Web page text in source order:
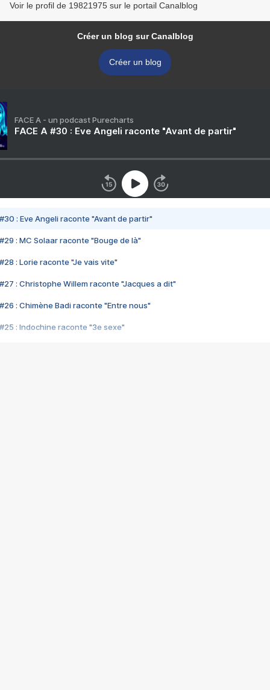
Voir le profil de 19821975 sur le portail Canalblog
Créer un blog sur Canalblog
Créer un blog
FACE A - un podcast Purecharts
FACE A #30 : Eve Angeli raconte "Avant de partir"
#30 : Eve Angeli raconte "Avant de partir"
#29 : MC Solaar raconte "Bouge de là"
#28 : Lorie raconte "Je vais vite"
#27 : Christophe Willem raconte "Jacques a dit"
#26 : Chimène Badi raconte "Entre nous"
#25 : Indochine raconte "3e sexe"